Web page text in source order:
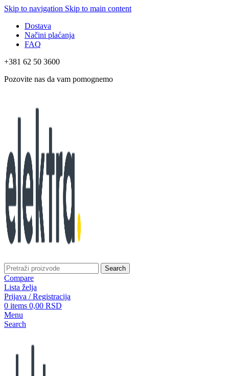
Skip to navigation Skip to main content
Dostava
Načini plaćanja
FAQ
+381 62 50 3600
Pozovite nas da vam pomognemo
Search
Compare
Lista želja
Prijava / Registracija
0 items 0,00 RSD
Menu
Search